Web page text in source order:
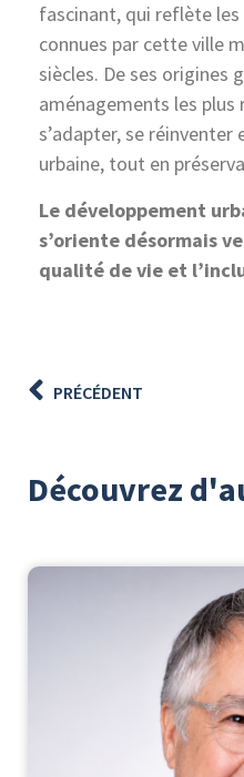
fascinant, qui reflète
connues par cette ville
siècles. De ses origines
aménagements les plus
s’adapter, se
urbaine, tout en
Le développement
s’oriente désormais
qualité de vie et
PRÉCÉDENT
Découvrez